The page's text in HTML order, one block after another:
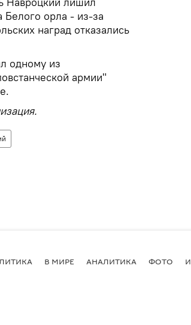
орла - из-за
наград отказались
одному из
армии"
В МИРЕ АНАЛИТИКА ФОТО